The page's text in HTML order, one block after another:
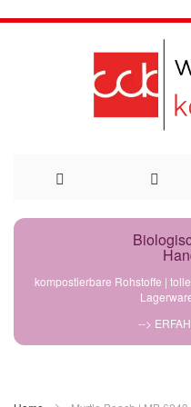
Direkt
kompostierbare Rohstoffe |
-->